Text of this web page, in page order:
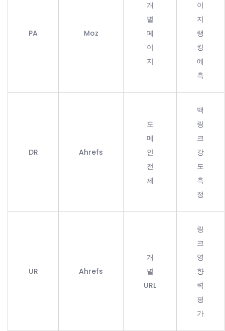
PA Moz
개
별
페
이
지
이
지
랭
킹
예
측
DR Ahrefs
도
메
인
전
체
백
링
크
강
도
측
정
UR Ahrefs
개
별
URL
링
크
영
향
력
평
가